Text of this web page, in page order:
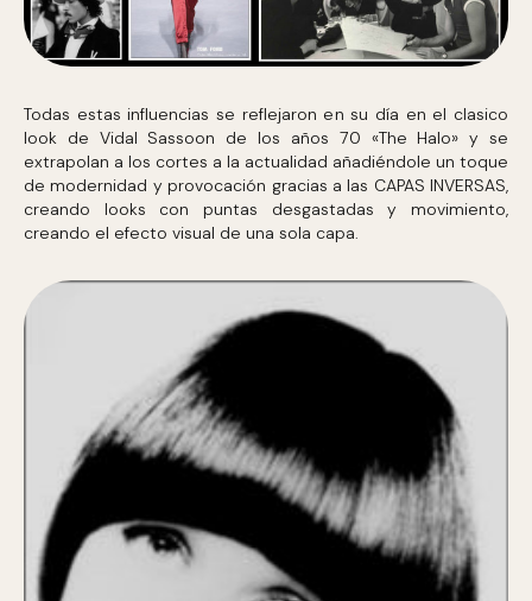
Todas estas influencias se reflejaron en su día en el clasico
look de Vidal Sassoon de los años 70 «The Halo» y se
extrapolan a los cortes a la actualidad añadiéndole un toque
de modernidad y provocación gracias a las CAPAS INVERSAS,
creando looks con puntas desgastadas y movimiento,
creando el efecto visual de una sola capa.